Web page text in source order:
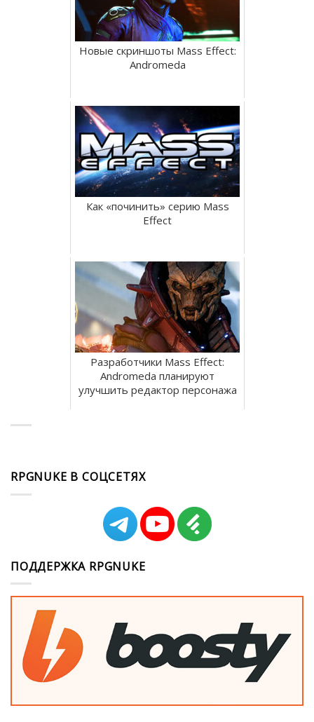
Новые скриншоты Mass Effect:
Andromeda
Как «починить» серию Mass
Effect
Разработчики Mass Effect:
Andromeda планируют
улучшить редактор персонажа
RPGNUKE В СОЦСЕТЯХ
ПОДДЕРЖКА RPGNUKE